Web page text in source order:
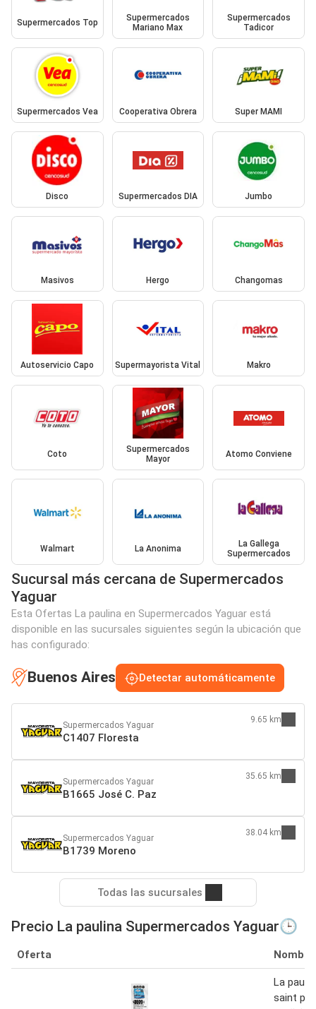
Supermercados Top
Supermercados
Mariano Max
Supermercados
Tadicor
Supermercados Vea Cooperativa Obrera Super MAMI
Disco Supermercados DIA Jumbo
Masivos Hergo Changomas
Autoservicio Capo Supermayorista Vital Makro
Coto
Supermercados
Mayor
Atomo Conviene
Walmart La Anonima
La Gallega
Supermercados
Sucursal más cercana de Supermercados
Yaguar
Esta Ofertas La paulina en Supermercados Yaguar está
disponible en las sucursales siguientes según la ubicación que
has configurado:
Buenos Aires Detectar automáticamente
Supermercados Yaguar
C1407 Floresta
9.65 km
Supermercados Yaguar
B1665 José C. Paz
35.65 km
Supermercados Yaguar
B1739 Moreno
38.04 km
Todas las sucursales
Precio La paulina Supermercados Yaguar🕒
Oferta Nombre
La
saint